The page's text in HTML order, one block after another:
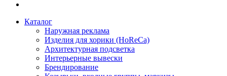
Каталог
Наружная реклама
Изделия для хорики (HoReCa)
Архитектурная подсветка
Интерьерные вывески
Брендирование